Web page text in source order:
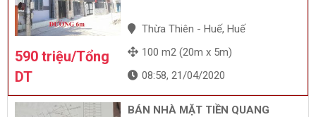
590 triệu/Tổng
DT
Thừa Thiên - Huế, Huế
100 m2 (20m x 5m)
08:58, 21/04/2020
BÁN NHÀ MẶT TIỀN QUANG